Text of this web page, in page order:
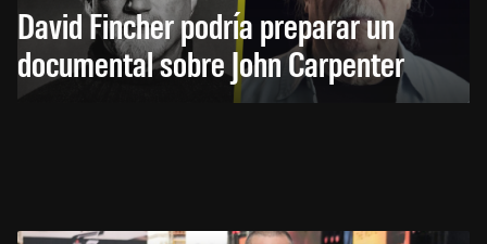
David Fincher podría preparar un
documental sobre John Carpenter